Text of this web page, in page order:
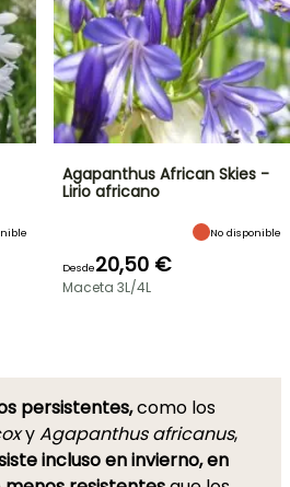
Agapanthus African Skies -
Lirio africano
No disponible
Desde20,50 €
Maceta 3L/4L
persistentes,como los
yAgapanthus africanus,
incluso en invierno, en